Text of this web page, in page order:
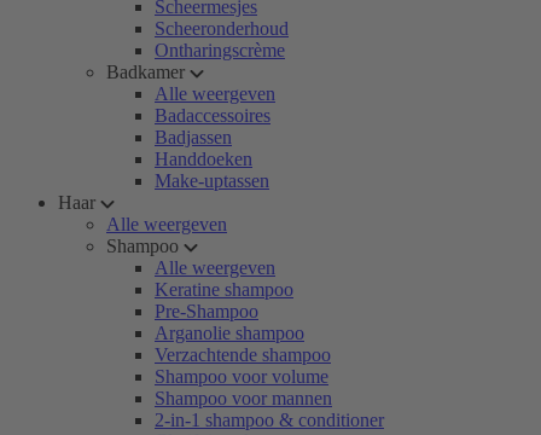
Scheermesjes
Scheeronderhoud
Ontharingscrème
Badkamer
Alle weergeven
Badaccessoires
Badjassen
Handdoeken
Make-uptassen
Haar
Alle weergeven
Shampoo
Alle weergeven
Keratine shampoo
Pre-Shampoo
Arganolie shampoo
Verzachtende shampoo
Shampoo voor volume
Shampoo voor mannen
2-in-1 shampoo & conditioner